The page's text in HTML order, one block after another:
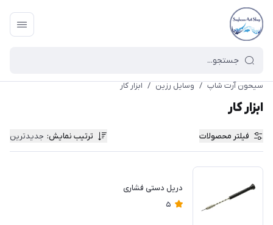
سیحون آرت شاپ / وسایل رزین / ابزار کار
ابزار کار
فیلتر محصولات ترتیب نمایش: جدیدترین
دریل دستی فشاری
5